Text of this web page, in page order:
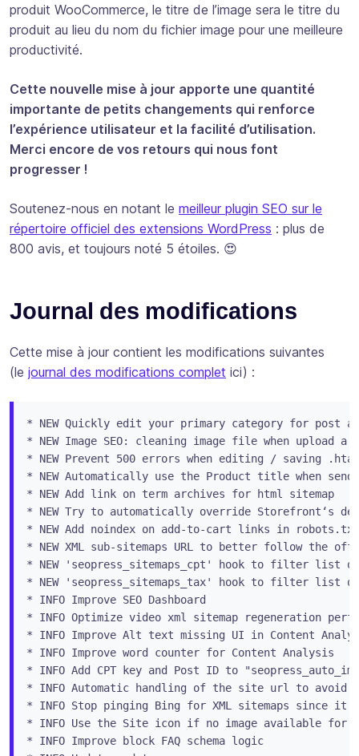
produit WooCommerce, le titre de l’image sera le titre du
produit au lieu du nom du fichier image pour une meilleure
productivité.
Cette nouvelle mise à jour apporte une quantité
importante de petits changements qui renforce
l’expérience utilisateur et la facilité d’utilisation.
Merci encore de vos retours qui nous font
progresser !
Soutenez-nous en notant le meilleur plugin SEO sur le
répertoire officiel des extensions WordPress : plus de
800 avis, et toujours noté 5 étoiles. 😍
Journal des modifications
Cette mise à jour contient les modifications suivantes
(le journal des modifications complet ici) :
* NEW Quickly edit your primary category for post
* NEW Image SEO: cleaning image file when upload
* NEW Prevent 500 errors when editing / saving
* NEW Automatically use the Product title when
* NEW Add link on term archives for html sitemap
* NEW Try to automatically override Storefront‘s
* NEW Add noindex on add-to-cart links in
* NEW XML sub-sitemaps URL to better follow the
* NEW 'seopress_sitemaps_cpt' hook to filter list
* NEW 'seopress_sitemaps_tax' hook to filter list
* INFO Improve SEO Dashboard
* INFO Optimize video xml sitemap regeneration
* INFO Improve Alt text missing UI in Content
* INFO Improve word counter for Content Analysis
* INFO Add CPT key and Post ID to
* INFO Automatic handling of the site url to avoid
* INFO Stop pinging Bing for XML sitemaps since
* INFO Use the Site icon if no image available for
* INFO Improve block FAQ schema logic